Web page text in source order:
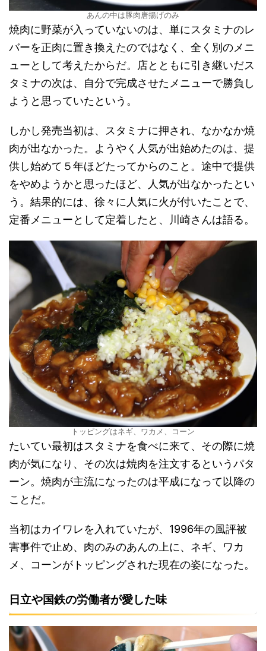
あんの中は豚肉唐揚げのみ
焼肉に野菜が入っていないのは、単にスタミナのレ
バーを正肉に置き換えたのではなく、全く別のメニ
ューとして考えたからだ。店とともに引き継いだス
タミナの次は、自分で完成させたメニューで勝負し
ようと思っていたという。
しかし発売当初は、スタミナに押され、なかなか焼
肉が出なかった。ようやく人気が出始めたのは、提
供し始めて５年ほどたってからのこと。途中で提供
をやめようかと思ったほど、人気が出なかったとい
う。結果的には、徐々に人気に火が付いたことで、
定番メニューとして定着したと、川崎さんは語る。
トッピングはネギ、ワカメ、コーン
たいてい最初はスタミナを食べに来て、その際に焼
肉が気になり、その次は焼肉を注文するというパタ
ーン。焼肉が主流になったのは平成になって以降の
ことだ。
当初はカイワレを入れていたが、1996年の風評被
害事件で止め、肉のみのあんの上に、ネギ、ワカ
メ、コーンがトッピングされた現在の姿になった。
日立や国鉄の労働者が愛した味